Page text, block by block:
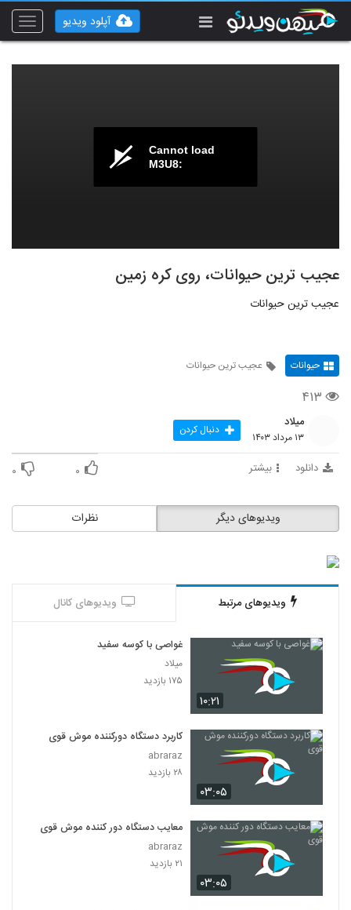
Toggle
آپلود ویدیو
Cannot load
M3U8:
عجیب ترین حیوانات، روی کره زمین
عجیب ترین حیوانات
حیوانات عجیب ترین حیوانات
۴۱۳
میلاد
۱۳ مرداد ۱۴۰۳ دنبال کردن
دانلود بیشتر ۰ ۰
نظرات ویدیوهای دیگر
ویدیوهای مرتبط ویدیوهای کانال
۱۰:۲۱
غواصی با کوسه سفید
میلاد
۱۷۵ بازدید
۰۳:۰۵
کاربرد دستگاه دورکننده موش قوی
abraraz
۲۸ بازدید
۰۳:۰۵
معایب دستگاه دور کننده موش قوی
abraraz
۲۱ بازدید